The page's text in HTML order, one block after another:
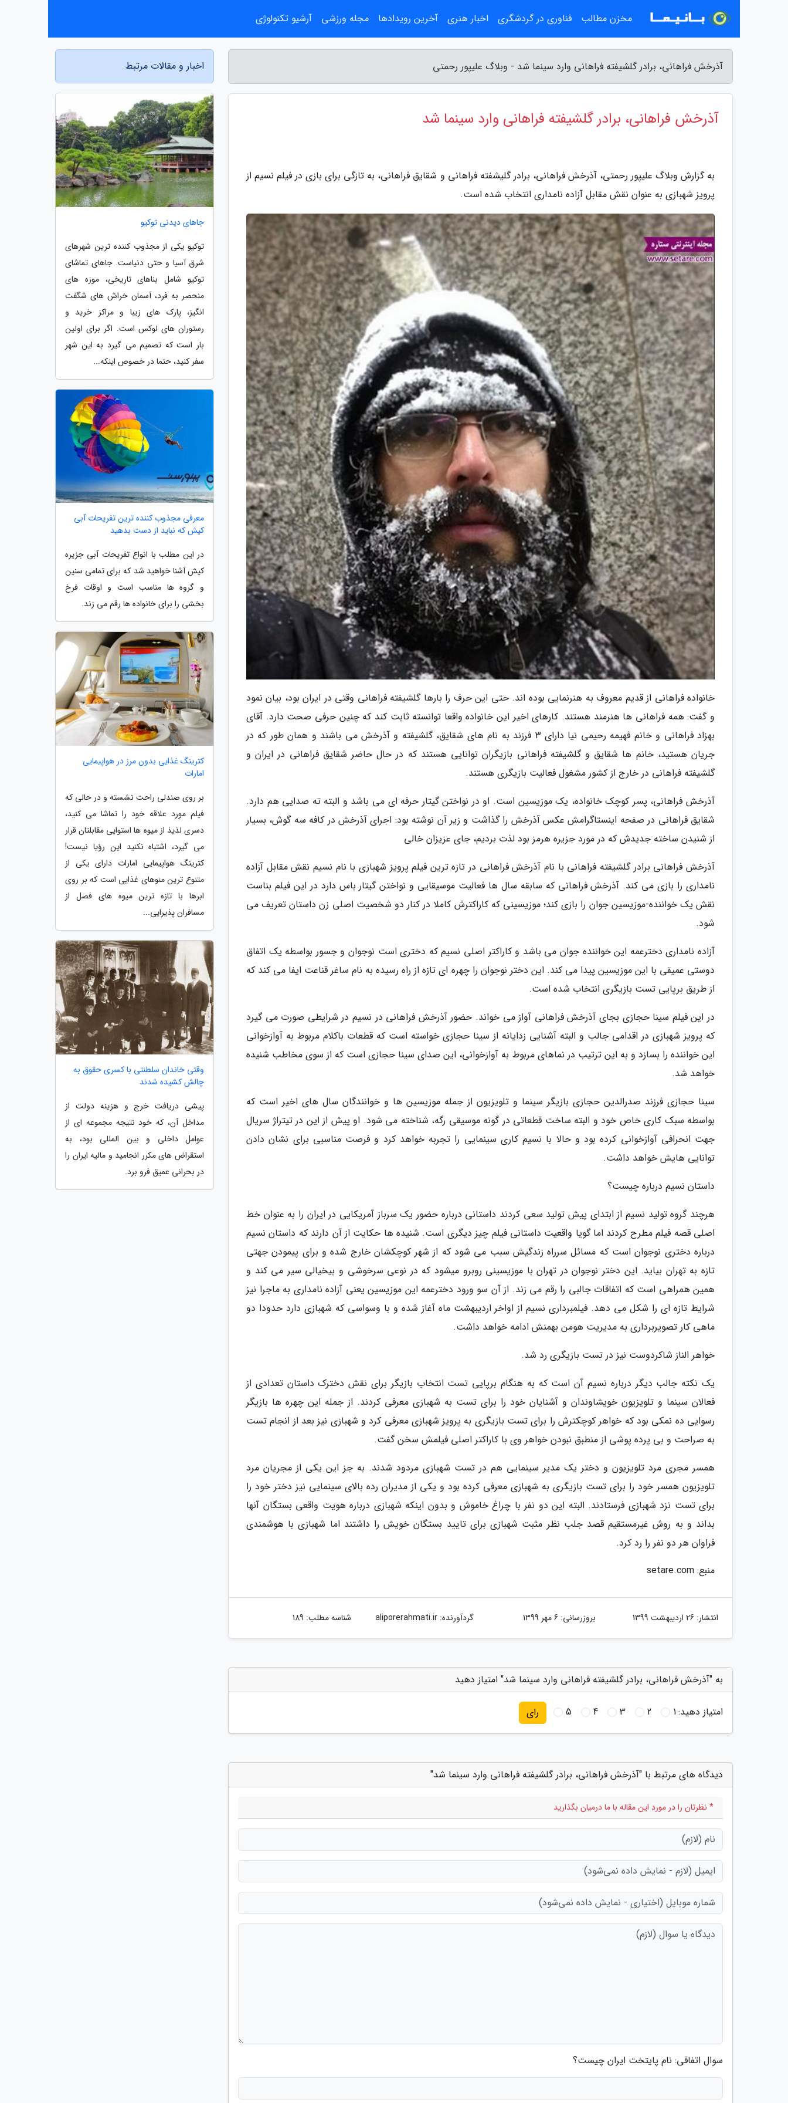
آذرخش فراهانی، برادر گلشیفته فراهانی وارد سینما شد - وبلاگ علیپور رحمتی
آذرخش فراهانی، برادر گلشیفته فراهانی وارد سینما شد
به گزارش وبلاگ علیپور رحمتی، آذرخش فراهانی، برادر گلیشفته فراهانی و شقایق فراهانی، به تازگی برای بازی در فیلم نسیم از
پرویز شهبازی به عنوان نقش مقابل آزاده نامداری انتخاب شده است.
خانواده فراهانی از قدیم معروف به هنرنمایی بوده اند. حتی این حرف را بارها گلشیفته فراهانی وقتی در ایران بود، بیان نمود
و گفت: همه فراهانی ها هنرمند هستند. کارهای اخیر این خانواده واقعا توانسته ثابت کند که چنین حرفی صحت دارد. آقای
بهزاد فراهانی و خانم فهیمه رحیمی نیا دارای 3 فرزند به نام های شقایق، گلشیفته و آذرخش می باشند و همان طور که در
جریان هستید، خانم ها شقایق و گلشیفته فراهانی بازیگران توانایی هستند که در حال حاضر شقایق فراهانی در ایران و
گلشیفته فراهانی در خارج از کشور مشغول فعالیت بازیگری هستند.
آذرخش فراهانی، پسر کوچک خانواده، یک موزیسین است. او در نواختن گیتار حرفه ای می باشد و البته ته صدایی هم دارد.
شقایق فراهانی در صفحه اینستاگرامش عکس آذرخش را گذاشت و زیر آن نوشته بود: اجرای آذرخش در کافه سه گوش، بسیار
از شنیدن ساخته جدیدش که در مورد جزیره هرمز بود لذت بردیم، جای عزیزان خالی
آذرخش فراهانی برادر گلشیفته فراهانی با نام آذرخش فراهانی در تازه ترین فیلم پرویز شهبازی با نام نسیم نقش مقابل آزاده
نامداری را بازی می کند. آذرخش فراهانی که سابقه سال ها فعالیت موسیقایی و نواختن گیتار باس دارد در این فیلم بناست
نقش یک خواننده-موزیسین جوان را بازی کند؛ موزیسینی که کاراکترش کاملا در کنار دو شخصیت اصلی زن داستان تعریف می
شود.
آزاده نامداری دخترعمه این خواننده جوان می باشد و کاراکتر اصلی نسیم که دختری است نوجوان و جسور بواسطه یک اتفاق
دوستی عمیقی با این موزیسین پیدا می کند. این دختر نوجوان را چهره ای تازه از راه رسیده به نام ساغر قناعت ایفا می کند که
از طریق برپایی تست بازیگری انتخاب شده است.
در این فیلم سینا حجازی بجای آذرخش فراهانی آواز می خواند. حضور آذرخش فراهانی در نسیم در شرایطی صورت می گیرد
که پرویز شهبازی در اقدامی جالب و البته آشنایی زدایانه از سینا حجازی خواسته است که قطعات باکلام مربوط به آوازخوانی
این خواننده را بسازد و به این ترتیب در نماهای مربوط به آوازخوانی، این صدای سینا حجازی است که از سوی مخاطب شنیده
خواهد شد.
سینا حجازی فرزند صدرالدین حجازی بازیگر سینما و تلویزیون از جمله موزیسین ها و خوانندگان سال های اخیر است که
بواسطه سبک کاری خاص خود و البته ساخت قطعاتی در گونه موسیقی رگه، شناخته می شود. او پیش از این در تیتراژ سریال
جهت انحرافی آوازخوانی کرده بود و حالا با نسیم کاری سینمایی را تجربه خواهد کرد و فرصت مناسبی برای نشان دادن
توانایی هایش خواهد داشت.
داستان نسیم درباره چیست؟
هرچند گروه تولید نسیم از ابتدای پیش تولید سعی کردند داستانی درباره حضور یک سرباز آمریکایی در ایران را به عنوان خط
اصلی قصه فیلم مطرح کردند اما گویا واقعیت داستانی فیلم چیز دیگری است. شنیده ها حکایت از آن دارند که داستان نسیم
درباره دختری نوجوان است که مسائل سرراه زندگیش سبب می شود که از شهر کوچکشان خارج شده و برای پیمودن جهتی
تازه به تهران بیاید. این دختر نوجوان در تهران با موزیسینی روبرو میشود که در نوعی سرخوشی و بیخیالی سیر می کند و
همین همراهی است که اتفاقات جالبی را رقم می زند. از آن سو ورود دخترعمه این موزیسین یعنی آزاده نامداری به ماجرا نیز
شرایط تازه ای را شکل می دهد. فیلمبرداری نسیم از اواخر اردیبهشت ماه آغاز شده و با وسواسی که شهبازی دارد حدودا دو
ماهی کار تصویربرداری به مدیریت هومن بهمنش ادامه خواهد داشت.
خواهر الناز شاکردوست نیز در تست بازیگری رد شد.
یک نکته جالب دیگر درباره نسیم آن است که به هنگام برپایی تست انتخاب بازیگر برای نقش دخترک داستان تعدادی از
فعالان سینما و تلویزیون خویشاوندان و آشنایان خود را برای تست به شهبازی معرفی کردند. از جمله این چهره ها بازیگر
رسوایی ده نمکی بود که خواهر کوچکترش را برای تست بازیگری به پرویز شهبازی معرفی کرد و شهبازی نیز بعد از انجام تست
به صراحت و بی پرده پوشی از منطبق نبودن خواهر وی با کاراکتر اصلی فیلمش سخن گفت.
همسر مجری مرد تلویزیون و دختر یک مدیر سینمایی هم در تست شهبازی مردود شدند. به جز این یکی از مجریان مرد
تلویزیون همسر خود را برای تست بازیگری به شهبازی معرفی کرده بود و یکی از مدیران رده بالای سینمایی نیز دختر خود را
برای تست نزد شهبازی فرستادند. البته این دو نفر با چراغ خاموش و بدون اینکه شهبازی درباره هویت واقعی بستگان آنها
بداند و به روش غیرمستقیم قصد جلب نظر مثبت شهبازی برای تایید بستگان خویش را داشتند اما شهبازی با هوشمندی
فراوان هر دو نفر را رد کرد.
منبع: setare.com
انتشار: 26 اردیبهشت 1399 بروزرسانی: 6 مهر 1399 گردآورنده:aliporerahmati.ir شناسه مطلب: 189
به "آذرخش فراهانی، برادر گلشیفته فراهانی وارد سینما شد" امتیاز دهید
امتیاز دهید:1
2
3
4
5 رای
دیدگاه های مرتبط با "آذرخش فراهانی، برادر گلشیفته فراهانی وارد سینما شد"
* نظرتان را در مورد این مقاله با ما درمیان بگذارید
سوال اتفاقی: نام پایتخت ایران چیست؟
اخبار و مقالات مرتبط
جاهای دیدنی توکیو
توکیو یکی از مجذوب کننده ترین شهرهای
شرق آسیا و حتی دنیاست. جاهای تماشای
توکیو شامل بناهای تاریخی، موزه های
منحصر به فرد، آسمان خراش های شگفت
انگیز، پارک های زیبا و مراکز خرید و
رستوران های لوکس است. اگر برای اولین
بار است که تصمیم می گیرد به این شهر
سفر کنید، حتما در خصوص اینکه...
معرفی مجذوب کننده ترین تفریحات آبی
کیش که نباید از دست بدهید
در این مطلب با انواع تفریحات آبی جزیره
کیش آشنا خواهید شد که برای تمامی سنین
و گروه ها مناسب است و اوقات فرخ
بخشی را برای خانواده ها رقم می زند.
کترینگ غذایی بدون مرز در هواپیمایی
امارات
بر روی صندلی راحت نشسته و در حالی که
فیلم مورد علاقه خود را تماشا می کنید،
دسری لذیذ از میوه ها استوایی مقابلتان قرار
می گیرد، اشتباه نکنید این رؤیا نیست!
کترینگ هواپیمایی امارات دارای یکی از
متنوع ترین منوهای غذایی است که بر روی
ابرها با تازه ترین میوه های فصل از
مسافران پذیرایی...
وقتی خاندان سلطنتی با کسری حقوق به
چالش کشیده شدند
پیشی دریافت خرج و هزینه دولت از
مداخل آن، که خود نتیجه مجموعه ای از
عوامل داخلی و بین المللی بود، به
استقراض های مکرر انجامید و مالیه ایران را
در بحرانی عمیق فرو برد.
مخزن مطالب فناوری در گردشگری اخبار هنری آخرین رویدادها مجله ورزشی آرشیو تکنولوژی